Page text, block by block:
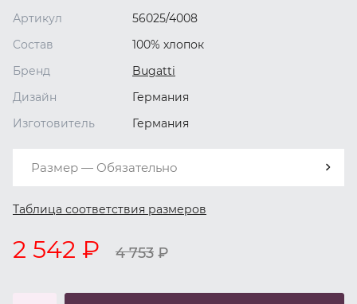
Артикул
56025/4008
Состав
100% хлопок
Бренд
Bugatti
Дизайн
Германия
Изготовитель
Германия
Размер — Обязательно
Таблица соответствия размеров
2 542 ₽ 4 753 ₽